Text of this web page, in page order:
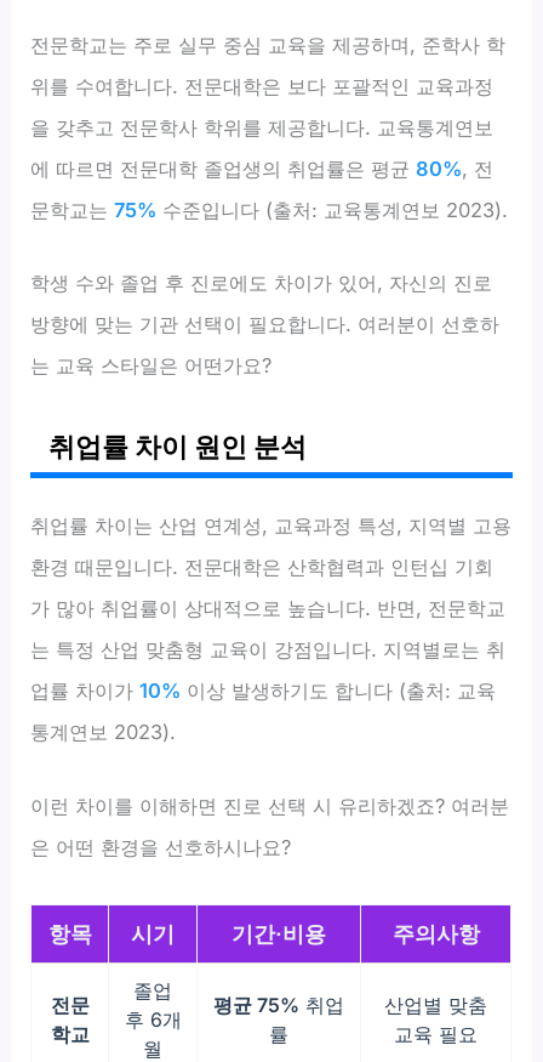
전문학교는 주로 실무 중심 교육을 제공하며, 준학사 학
위를 수여합니다. 전문대학은 보다 포괄적인 교육과정
을 갖추고 전문학사 학위를 제공합니다. 교육통계연보
에 따르면 전문대학 졸업생의 취업률은 평균80%, 전
문학교는75% 수준입니다 (출처: 교육통계연보 2023).
학생 수와 졸업 후 진로에도 차이가 있어, 자신의 진로
방향에 맞는 기관 선택이 필요합니다. 여러분이 선호하
는 교육 스타일은 어떤가요?
취업률 차이 원인 분석
취업률 차이는 산업 연계성, 교육과정 특성, 지역별 고용
환경 때문입니다. 전문대학은 산학협력과 인턴십 기회
가 많아 취업률이 상대적으로 높습니다. 반면, 전문학교
는 특정 산업 맞춤형 교육이 강점입니다. 지역별로는 취
업률 차이가10% 이상 발생하기도 합니다 (출처: 교육
통계연보 2023).
이런 차이를 이해하면 진로 선택 시 유리하겠죠? 여러분
은 어떤 환경을 선호하시나요?
항목 시기 기간·비용 주의사항
전문
학교
졸업
후 6개
월
평균 75% 취업
률
산업별 맞춤
교육 필요